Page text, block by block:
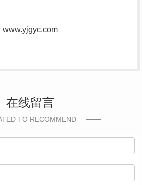
www.yjgyc.com
在线留言
TO RECOMMEND